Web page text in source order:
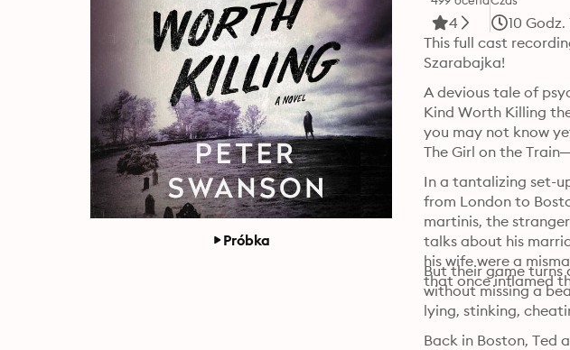
Próbka
4 10 Godz.
This full cast
Szarabajka!
A devious tale of
Kind Worth Killing
you may not know
The Girl on the
In a tantalizing set-
from London to
martinis, the
talks about his
his wife were a
that once inflamed
But their game turns
without missing a
lying, stinking,
Back in Boston, Ted